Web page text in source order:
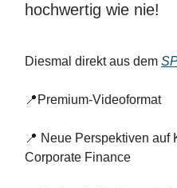
hochwertig wie nie!
Diesmal direkt aus dem
📍Premium-Videoformat
📍 Neue Perspektiven auf
Corporate Finance